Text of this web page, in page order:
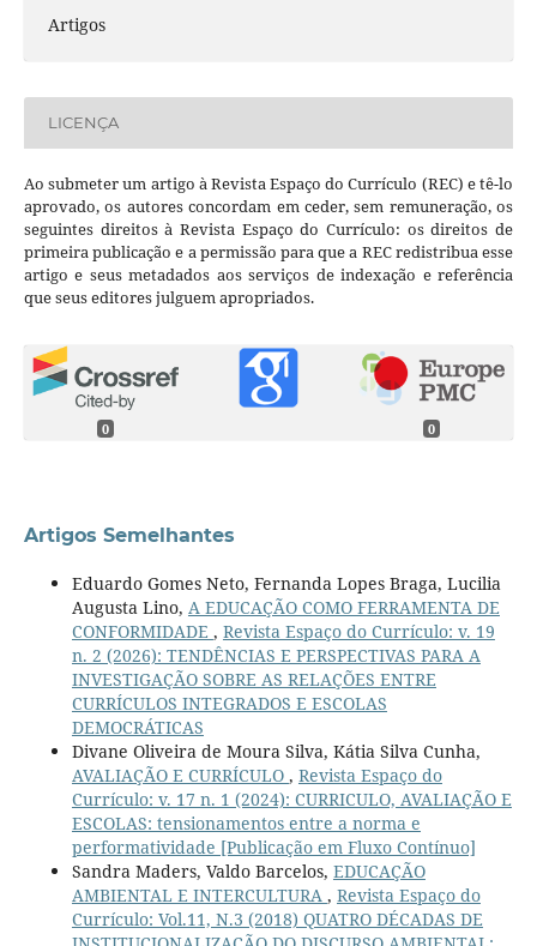
Artigos
LICENÇA
Ao submeter um artigo à Revista Espaço do Currículo (REC) e tê-lo
aprovado, os autores concordam em ceder, sem remuneração, os
seguintes direitos à Revista Espaço do Currículo: os direitos de
primeira publicação e a permissão para que a REC redistribua esse
artigo e seus metadados aos serviços de indexação e referência
que seus editores julguem apropriados.
0 0
Artigos Semelhantes
Eduardo Gomes Neto, Fernanda Lopes Braga, Lucilia
Augusta Lino, A EDUCAÇÃO COMO FERRAMENTA DE
CONFORMIDADE , Revista Espaço do Currículo: v. 19
n. 2 (2026): TENDÊNCIAS E PERSPECTIVAS PARA A
INVESTIGAÇÃO SOBRE AS RELAÇÕES ENTRE
CURRÍCULOS INTEGRADOS E ESCOLAS
DEMOCRÁTICAS
Divane Oliveira de Moura Silva, Kátia Silva Cunha,
AVALIAÇÃO E CURRÍCULO , Revista Espaço do
Currículo: v. 17 n. 1 (2024): CURRICULO, AVALIAÇÃO E
ESCOLAS: tensionamentos entre a norma e
performatividade [Publicação em Fluxo Contínuo]
Sandra Maders, Valdo Barcelos, EDUCAÇÃO
AMBIENTAL E INTERCULTURA , Revista Espaço do
Currículo: Vol.11, N.3 (2018) QUATRO DÉCADAS DE